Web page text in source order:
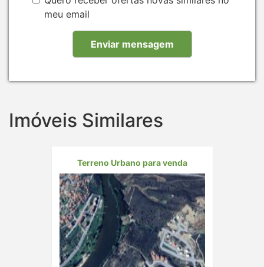
meu email
Imóveis Similares
Terreno Urbano para venda